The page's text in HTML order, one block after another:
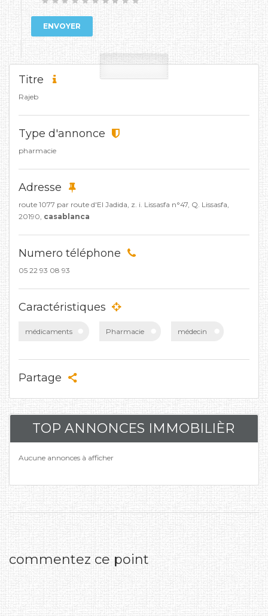
ENVOYER
Titre
Rajeb
Type d'annonce
pharmacie
Adresse
route 1077 par route d'El Jadida, z. i. Lissasfa n°47, Q. Lissasfa,
20190, casablanca
Numero téléphone
05 22 93 08 93
Caractéristiques
médicaments Pharmacie médecin
Partage
TOP ANNONCES IMMOBILIÈR
Aucune annonces à afficher
commentez ce point